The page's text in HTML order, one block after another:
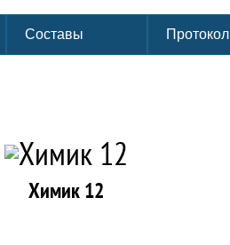
Составы Протокол
Химик 12